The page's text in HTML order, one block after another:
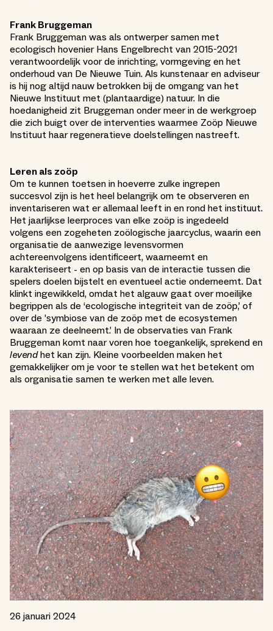
Frank Bruggeman
Frank Bruggeman was als ontwerper samen met
ecologisch hovenier Hans Engelbrecht van 2015-2021
verantwoordelijk voor de inrichting, vormgeving en het
onderhoud van De Nieuwe Tuin. Als kunstenaar en adviseur
is hij nog altijd nauw betrokken bij de omgang van het
Nieuwe Instituut met (plantaardige) natuur. In die
hoedanigheid zit Bruggeman onder meer in de werkgroep
die zich buigt over de interventies waarmee Zoöp Nieuwe
Instituut haar regeneratieve doelstellingen nastreeft.
Leren als zoöp
Om te kunnen toetsen in hoeverre zulke ingrepen
succesvol zijn is het heel belangrijk om te observeren en
inventariseren wat er allemaal leeft in en rond het instituut.
Het jaarlijkse leerproces van elke zoöp is ingedeeld
volgens een zogeheten zoölogische jaarcyclus, waarin een
organisatie de aanwezige levensvormen
achtereenvolgens identificeert, waarneemt en
karakteriseert - en op basis van de interactie tussen die
spelers doelen bijstelt en eventueel actie onderneemt. Dat
klinkt ingewikkeld, omdat het algauw gaat over moeilijke
begrippen als de ‘ecologische integriteit van de zoöp,’ of
over de ’symbiose van de zoöp met de ecosystemen
waaraan ze deelneemt.’ In de observaties van Frank
Bruggeman komt naar voren hoe toegankelijk, sprekend en
levendhet kan zijn. Kleine voorbeelden maken het
gemakkelijker om je voor te stellen wat het betekent om
als organisatie samen te werken met alle leven.
26 januari 2024